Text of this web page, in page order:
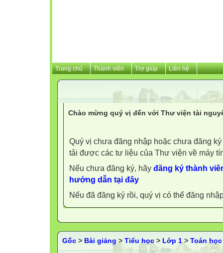
Trang chủ Thành viên Trợ giúp Liên hệ
Chào mừng quý vị đến với Thư viện tài
Quý vị chưa đăng nhập hoặc chưa đăng
tải được các tư liệu của Thư viện về máy
Nếu chưa đăng ký, hãy đăng ký thành
hướng dẫn tại đây
Nếu đã đăng ký rồi, quý vị có thể đăng
Gốc > Bài giảng > Tiểu học > Lớp 1 > Toán học